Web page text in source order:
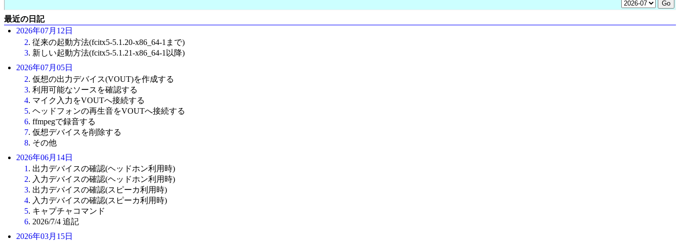
最近の日記
2026年07月12日
2. 従来の起動方法(fcitx5-5.1.20-x86_64-1まで)
3. 新しい起動方法(fcitx5-5.1.21-x86_64-1以降)
2026年07月05日
2. 仮想の出力デバイス(VOUT)を作成する
3. 利用可能なソースを確認する
4. マイク入力をVOUTへ接続する
5. ヘッドフォンの再生音をVOUTへ接続する
6. ffmpegで録音する
7. 仮想デバイスを削除する
8. その他
2026年06月14日
1 . 出力デバイスの確認(ヘッドホン利用時)
2. 入力デバイスの確認(ヘッドホン利用時)
3. 出力デバイスの確認(スピーカ利用時)
4. 入力デバイスの確認(スピーカ利用時)
5. キャプチャコマンド
6. 2026/7/4 追記
2026年03月15日